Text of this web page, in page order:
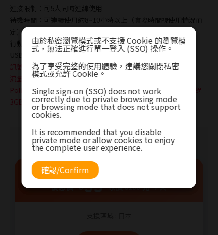
連接限制：可5人同時連線使用
待機時間：可連續使用約8~10小時以上（實際時間視使用情況而
定）
行動電源 : 可當作行動電源使用 (5000mA), 內建Micro
USB(1A)/USB Type-C(2A)/Lightning(2A)
訊號因地區、地形及建築物等因素收訊將有所差異
流量無限制，根據電信商網路通信公平使用原則(Fair Use
Policy)，建議不要短時間大量使用網路流量，或當每日使用超過
3GB-5GB左右(根據經驗)，可能會被當地電信商短暫降速
請選擇方案
日本 - 不限流量
優惠價 $99原價 $199 元 / 天
由於私密瀏覽模式或不支援 Cookie 的瀏覽模
式，無法正確進行單一登入 (SSO) 操作。
為了享受完整的使用體驗，建議您關閉私密
模式或允許 Cookie。
Single sign-on (SSO) does not work
correctly due to private browsing mode
or browsing mode that does not support
cookies.
It is recommended that you disable
private mode or allow cookies to enjoy
the complete user experience.
確認/Confirm
由於私密瀏覽模式或不支援 Cookie 的瀏覽模
式，無法正確進行單一登入 (SSO) 操作。
為了享受完整的使用體驗，建議您關閉私密
模式或允許 Cookie。
Single sign-on (SSO) does not work
correctly due to private browsing mode
or browsing mode that does not support
cookies.
It is recommended that you disable
private mode or allow cookies to enjoy
the complete user experience.
確認/Confirm
由於私密瀏覽模式或不支援 Cookie 的瀏覽模
式，無法正確進行單一登入 (SSO) 操作。
為了享受完整的使用體驗，建議您關閉私密
模式或允許 Cookie。
Single sign-on (SSO) does not work
correctly due to private browsing mode
or browsing mode that does not support
cookies.
It is recommended that you disable
private mode or allow cookies to enjoy
the complete user experience.
確認/Confirm